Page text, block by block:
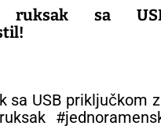
ruksak sa
sa USB priključkom